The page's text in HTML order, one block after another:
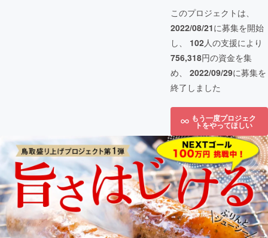
このプロジェクトは、
2022/08/21に募集を開始
し、 102人の支援により
756,318円の資金を集
め、 2022/09/29に募集を
終了しました
もう一度プロジェク
トをやってほしい